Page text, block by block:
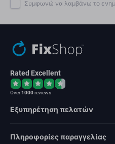
Συμφωνώ να λαμβάνω το
Rated Excellent
Over1000reviews
Εξυπηρέτηση πελατών
Πληροφορίες παραγγελίας